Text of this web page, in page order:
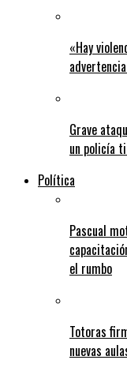
«Hay
Grave
un policía
Política
Pascual
el rumbo
Totoras
nuevas